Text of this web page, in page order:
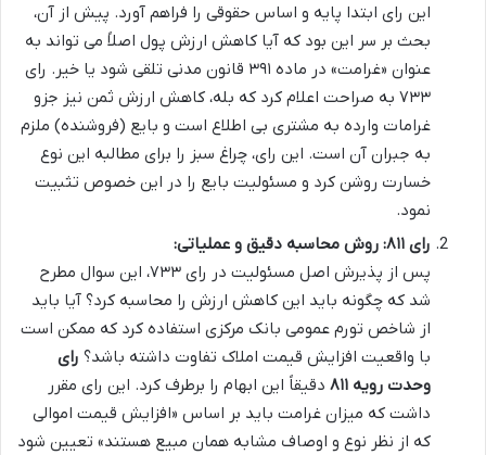
این رای ابتدا پایه و اساس حقوقی را فراهم آورد. پیش از آن،
بحث بر سر این بود که آیا کاهش ارزش پول اصلاً می تواند به
عنوان «غرامت» در ماده ۳۹۱ قانون مدنی تلقی شود یا خیر. رای
۷۳۳ به صراحت اعلام کرد که بله، کاهش ارزش ثمن نیز جزو
غرامات وارده به مشتری بی اطلاع است و بایع (فروشنده) ملزم
به جبران آن است. این رای، چراغ سبز را برای مطالبه این نوع
خسارت روشن کرد و مسئولیت بایع را در این خصوص تثبیت
نمود.
رای ۸۱۱: روش محاسبه دقیق و عملیاتی:
پس از پذیرش اصل مسئولیت در رای ۷۳۳، این سوال مطرح
شد که چگونه باید این کاهش ارزش را محاسبه کرد؟ آیا باید
از شاخص تورم عمومی بانک مرکزی استفاده کرد که ممکن است
با واقعیت افزایش قیمت املاک تفاوت داشته باشد؟ رای
وحدت رویه ۸۱۱
دقیقاً این ابهام را برطرف کرد. این رای مقرر
داشت که میزان غرامت باید بر اساس «افزایش قیمت اموالی
که از نظر نوع و اوصاف مشابه همان مبیع هستند» تعیین شود